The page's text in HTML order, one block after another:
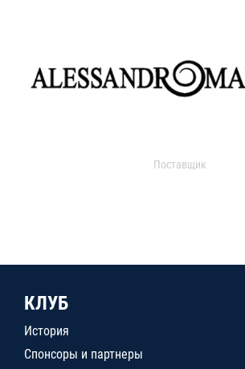
Поставщик
КЛУБ
История
Спонсоры и партнеры